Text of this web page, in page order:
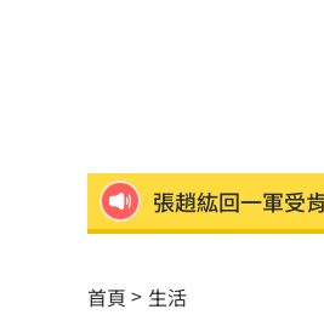
張趙紘回一軍受
首頁 生活